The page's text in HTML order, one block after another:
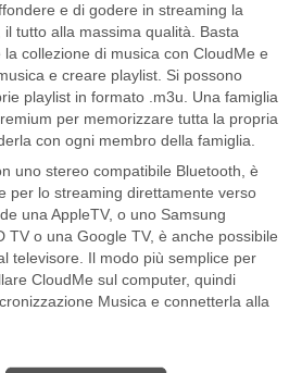
e di godere in streaming la
tutto alla massima qualità. Basta
collezione di musica con CloudMe e
e creare playlist. Si possono
playlist in formato .m3u. Una famiglia
per memorizzare tutta la propria
con ogni membro della famiglia.
uno stereo compatibile Bluetooth, è
per lo streaming direttamente verso
una AppleTV, o uno Samsung
TV o una Google TV, è anche possibile
televisore. Il modo più semplice per
CloudMe sul computer, quindi
Musica e connetterla alla